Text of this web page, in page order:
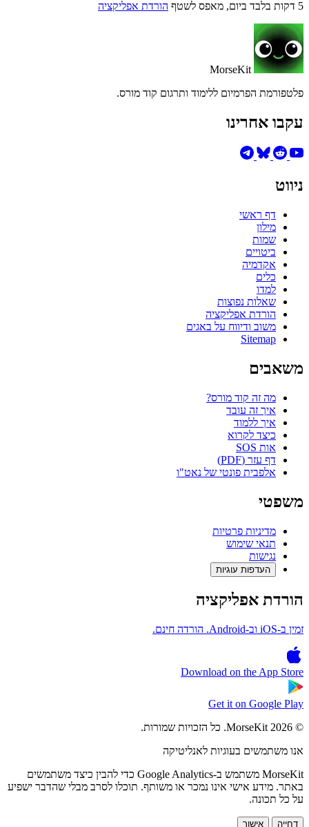
5 דקות בלבד ביום, מאפס לשטף
הורדת אפליקציה
MorseKit
פלטפורמת הפרמיום ללימוד ותרגום קוד מורס.
עקבו אחרינו
ניווט
דף ראשי
מילון
שמות
ביטויים
אקדמיה
כלים
למדו
שאלות נפוצות
הורדת אפליקציה
משוב ודיווח על באגים
Sitemap
משאבים
מה זה קוד מורס?
איך זה עובד
איך ללמוד
כיצד לקרוא
אות SOS
דף עזר (PDF)
אלפבית פונטי של נאט"ו
משפטי
מדיניות פרטיות
תנאי שימוש
נגישות
העדפות עוגיות
הורדת אפליקציה
זמין ב-iOS וב-Android. הורדה חינם.
Download on the App Store
Get it on Google Play
© 2026 MorseKit. כל הזכויות שמורות.
אנו משתמשים בעוגיות לאנליטיקה
MorseKit משתמש ב-Google Analytics כדי להבין כיצד משתמשים
באתר. מידע אישי אינו נמכר או משותף. תוכלו לסרב מבלי שהדבר ישפיע
על כל תכונה.
דחייה אישור